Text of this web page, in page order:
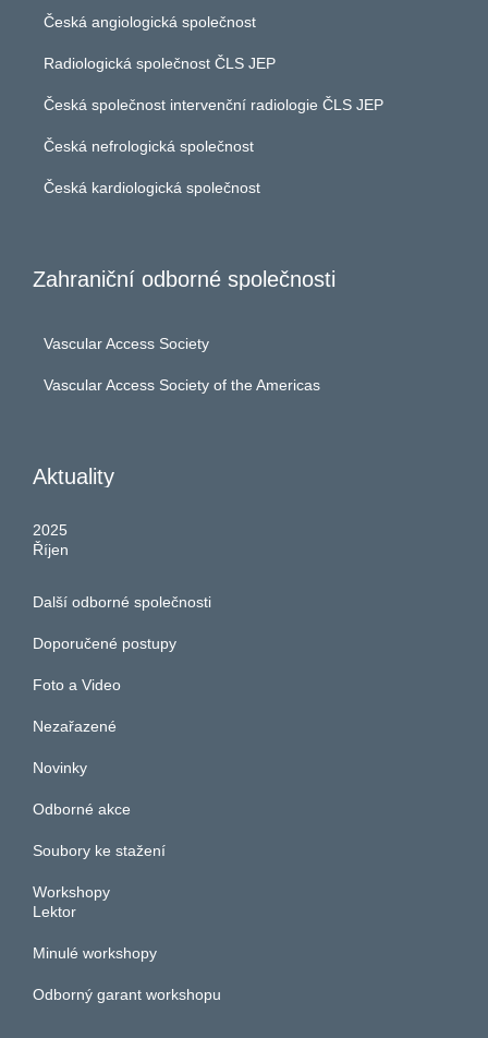
Česká angiologická společnost
Radiologická společnost ČLS JEP
Česká společnost intervenční radiologie ČLS JEP
Česká nefrologická společnost
Česká kardiologická společnost
Zahraniční odborné společnosti
Vascular Access Society
Vascular Access Society of the Americas
Aktuality
2025
Říjen
Další odborné společnosti
Doporučené postupy
Foto a Video
Nezařazené
Novinky
Odborné akce
Soubory ke stažení
Workshopy
Lektor
Minulé workshopy
Odborný garant workshopu